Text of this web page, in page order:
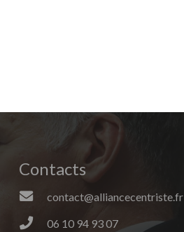
Contacts
contact@alliancecentriste.fr
06 10 94 93 07